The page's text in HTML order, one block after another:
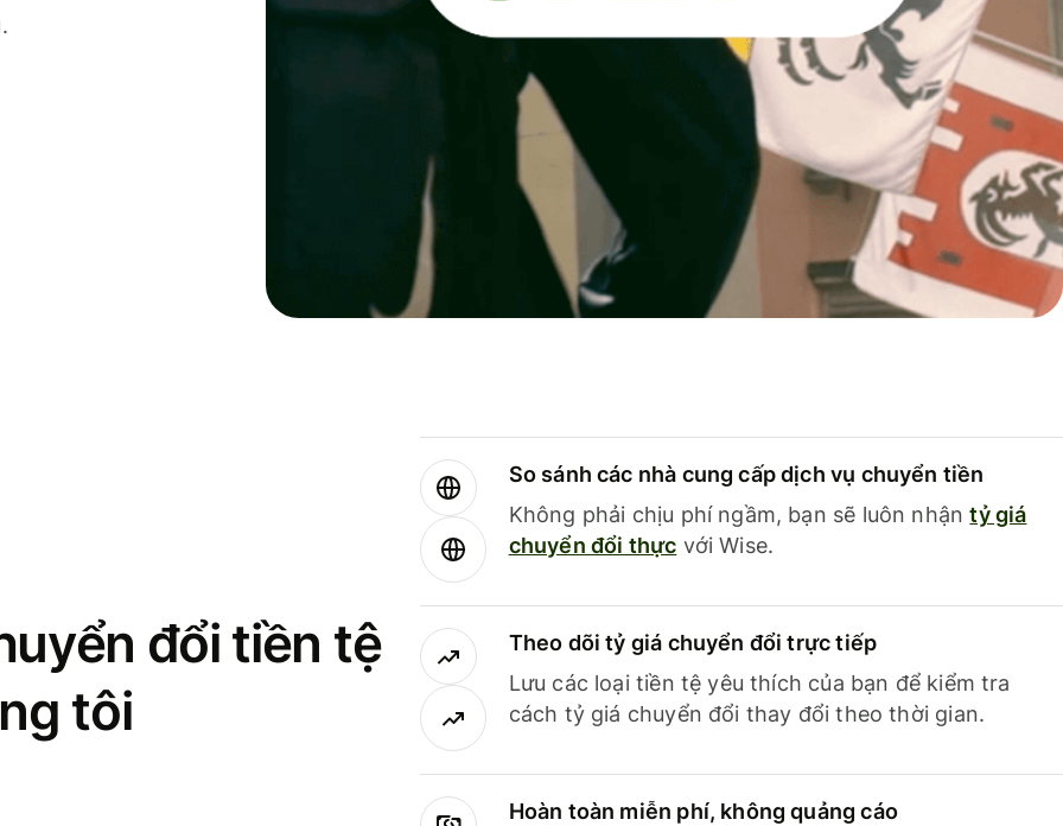
đổi tiền tệ
tôi
So sánh các nhà cung cấp dịch vụ chuyển tiền
Không phải chịu phí ngầm, bạn sẽ luôn nhậntỷ giá
chuyển đổi thực với Wise.
Theo dõi tỷ giá chuyển đổi trực tiếp
Lưu các loại tiền tệ yêu thích của bạn để kiểm tra
cách tỷ giá chuyển đổi thay đổi theo thời gian.
Hoàn toàn miễn phí, không quảng cáo